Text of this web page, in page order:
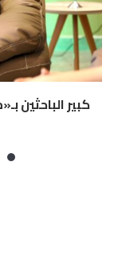
كبير الباحثين